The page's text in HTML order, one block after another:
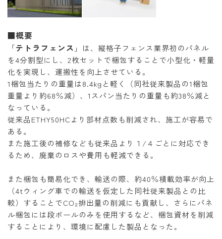
■概要
「テトラフェンス 」は、縦格⼦フェンス業界初のパネル
を4分割型にし、2枚セットで梱包することで小型化・軽量
化を実現し、運搬性を向上させている。
1梱包当たりの重量は8.4kgと軽く（同社従来製品の1梱包
重量より約68％減）、1スパン当たりの重量も約38％減と
なっている。
従来品ETHY50HCより部材点数も削減され、施工が容易で
ある。
また施工後の補修なども従来品より１/４ごとに対応でき
るため、廃棄のロスや費用も軽減できる。
また梱包も簡易化でき、輸送の際、約40％積載効率が向上
（4tウィング車での輸送を仮定した同社従来製品との比
較）することでCO₂排出量の削減にも貢献し、さらにパネ
ル梱包には段ボールのみを使用するなど、梱包資材を削減
することにより、環境に配慮した製品となった。